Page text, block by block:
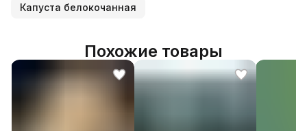
Капуста белокочанная
Похожие товары